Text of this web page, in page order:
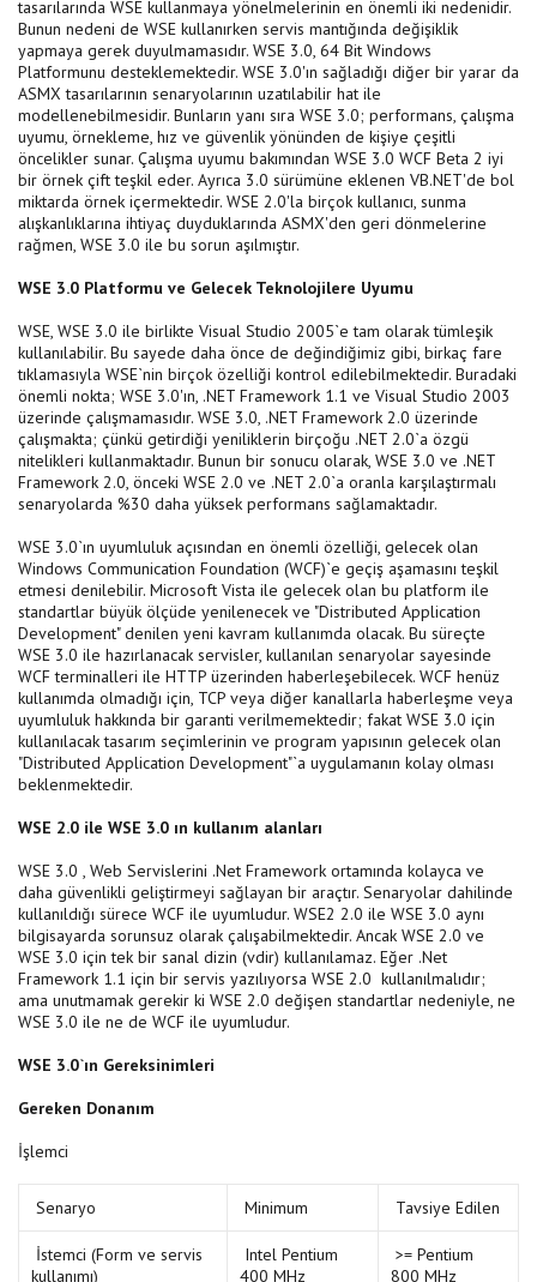
tasarılarında WSE kullanmaya yönelmelerinin en önemli iki nedenidir.
Bunun nedeni de WSE kullanırken servis mantığında değişiklik
yapmaya gerek duyulmamasıdır. WSE 3.0, 64 Bit Windows
Platformunu desteklemektedir. WSE 3.0'ın sağladığı diğer bir yarar da
ASMX tasarılarının senaryolarının uzatılabilir hat ile
modellenebilmesidir. Bunların yanı sıra WSE 3.0; performans, çalışma
uyumu, örnekleme, hız ve güvenlik yönünden de kişiye çeşitli
öncelikler sunar. Çalışma uyumu bakımından WSE 3.0 WCF Beta 2 iyi
bir örnek çift teşkil eder. Ayrıca 3.0 sürümüne eklenen VB.NET'de bol
miktarda örnek içermektedir. WSE 2.0'la birçok kullanıcı, sunma
alışkanlıklarına ihtiyaç duyduklarında ASMX'den geri dönmelerine
rağmen, WSE 3.0 ile bu sorun aşılmıştır.
WSE 3.0 Platformu ve Gelecek Teknolojilere Uyumu
WSE, WSE 3.0 ile birlikte Visual Studio 2005`e tam olarak tümleşik
kullanılabilir. Bu sayede daha önce de değindiğimiz gibi, birkaç fare
tıklamasıyla WSE`nin birçok özelliği kontrol edilebilmektedir. Buradaki
önemli nokta; WSE 3.0'ın, .NET Framework 1.1 ve Visual Studio 2003
üzerinde çalışmamasıdır. WSE 3.0, .NET Framework 2.0 üzerinde
çalışmakta; çünkü getirdiği yeniliklerin birçoğu .NET 2.0`a özgü
nitelikleri kullanmaktadır. Bunun bir sonucu olarak, WSE 3.0 ve .NET
Framework 2.0, önceki WSE 2.0 ve .NET 2.0`a oranla karşılaştırmalı
senaryolarda %30 daha yüksek performans sağlamaktadır.
WSE 3.0`ın uyumluluk açısından en önemli özelliği, gelecek olan
Windows Communication Foundation (WCF)`e geçiş aşamasını teşkil
etmesi denilebilir. Microsoft Vista ile gelecek olan bu platform ile
standartlar büyük ölçüde yenilenecek ve "Distributed Application
Development" denilen yeni kavram kullanımda olacak. Bu süreçte
WSE 3.0 ile hazırlanacak servisler, kullanılan senaryolar sayesinde
WCF terminalleri ile HTTP üzerinden haberleşebilecek. WCF henüz
kullanımda olmadığı için, TCP veya diğer kanallarla haberleşme veya
uyumluluk hakkında bir garanti verilmemektedir; fakat WSE 3.0 için
kullanılacak tasarım seçimlerinin ve program yapısının gelecek olan
"Distributed Application Development"`a uygulamanın kolay olması
beklenmektedir.
WSE 2.0 ile WSE 3.0 ın kullanım alanları
WSE 3.0 , Web Servislerini .Net Framework ortamında kolayca ve
daha güvenlikli geliştirmeyi sağlayan bir araçtır. Senaryolar dahilinde
kullanıldığı sürece WCF ile uyumludur. WSE2 2.0 ile WSE 3.0 aynı
bilgisayarda sorunsuz olarak çalışabilmektedir. Ancak WSE 2.0 ve
WSE 3.0 için tek bir sanal dizin (vdir) kullanılamaz. Eğer .Net
Framework 1.1 için bir servis yazılıyorsa WSE 2.0 kullanılmalıdır;
ama unutmamak gerekir ki WSE 2.0 değişen standartlar nedeniyle, ne
WSE 3.0 ile ne de WCF ile uyumludur.
WSE 3.0`ın Gereksinimleri
Gereken Donanım
İşlemci
Senaryo Minimum Tavsiye Edilen
İstemci (Form ve servis
kullanımı)
Intel Pentium
400 MHz
>= Pentium
800 MHz